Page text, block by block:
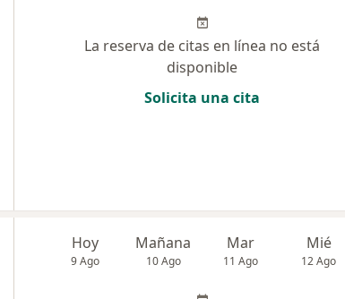
La reserva de citas en línea no está
disponible
Solicita una cita
Hoy
9 Ago
Mañana
10 Ago
Mar
11 Ago
Mié
12 Ago